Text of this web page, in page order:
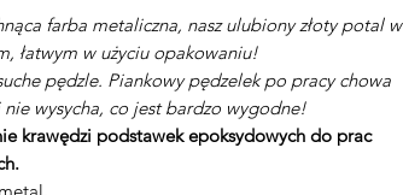
farba metaliczna, nasz ulubiony złoty potal w
łatwym w użyciu opakowaniu!
pędzle. Piankowy pędzelek po pracy chowa
wysycha, co jest bardzo wygodne!
krawędzi podstawek epoksydowych do prac